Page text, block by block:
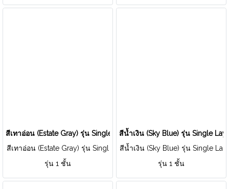
สีเทาอ่อน (Estate Gray) รุ่น Single Layer
สีเทาอ่อน (Estate Gray) รุ่น Singl
e Layer
รุ่น 1 ชั้น
สีน้ำเงิน (Sky Blue) รุ่น Single
สีน้ำเงิน (Sky Blue) รุ่น Single La
yer
รุ่น 1 ชั้น